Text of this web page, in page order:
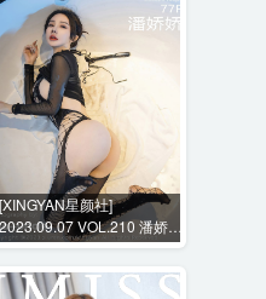
[XINGYAN星颜社]
2023.09.07 VOL.210 潘娇娇
[77P-804MB]